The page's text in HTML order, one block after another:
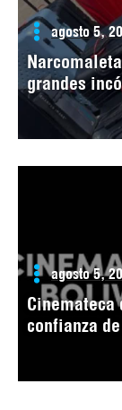
agosto 5,
grandes
agosto 5,
confianza